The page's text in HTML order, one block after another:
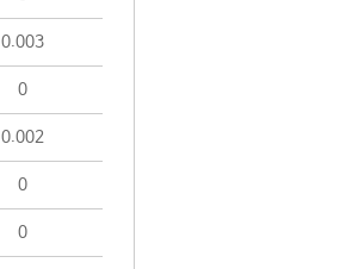
0.003
0
0.002
0
0